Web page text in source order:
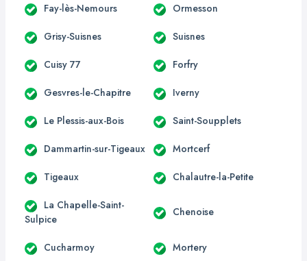
Fay-lès-Nemours Ormesson
Grisy-Suisnes Suisnes
Cuisy 77 Forfry
Gesvres-le-Chapitre Iverny
Le Plessis-aux-Bois Saint-Soupplets
Dammartin-sur-Tigeaux Mortcerf
Tigeaux Chalautre-la-Petite
La Chapelle-Saint-
Sulpice
Chenoise
Cucharmoy Mortery